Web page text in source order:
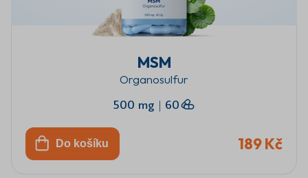
MSM
Organosulfur
500 mg | 60
Do košíku 189 Kč